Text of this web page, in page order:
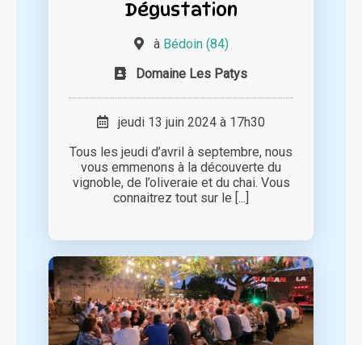
Dégustation
à Bédoin (84)
Domaine Les Patys
jeudi 13 juin 2024 à 17h30
Tous les jeudi d’avril à septembre, nous
vous emmenons à la découverte du
vignoble, de l’oliveraie et du chai. Vous
connaitrez tout sur le [...]